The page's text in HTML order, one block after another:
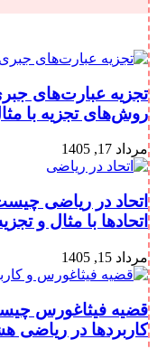
تجزیه عبارت‌های
روش‌های تجزیه با
مرداد 17, 1405
اتحاد در ریاضی
اتحادها با مثال و
مرداد 15, 1405
قضیه فیثاغورس
کاربردها در ریاضی